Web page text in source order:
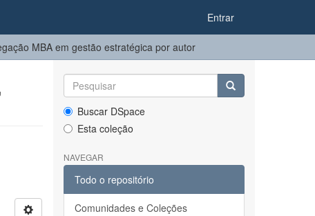
Entrar
MBA em gestão estratégica por autor
Buscar DSpace
Esta coleção
NAVEGAR
Todo o repositório
Comunidades e Coleções